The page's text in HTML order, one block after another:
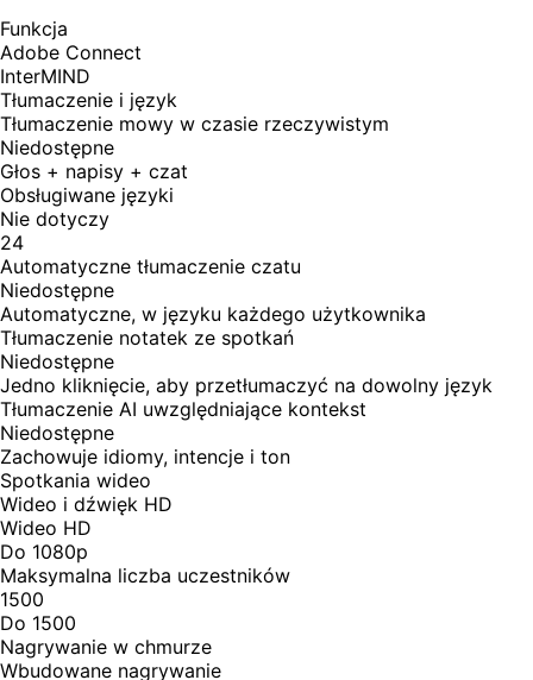
Funkcja
Adobe Connect
InterMIND
Tłumaczenie i język
Tłumaczenie mowy w czasie rzeczywistym
Niedostępne
Głos + napisy + czat
Obsługiwane języki
Nie dotyczy
24
Automatyczne tłumaczenie czatu
Niedostępne
Automatyczne, w języku każdego użytkownika
Tłumaczenie notatek ze spotkań
Niedostępne
Jedno kliknięcie, aby przetłumaczyć na dowolny język
Tłumaczenie AI uwzględniające kontekst
Niedostępne
Zachowuje idiomy, intencje i ton
Spotkania wideo
Wideo i dźwięk HD
Wideo HD
Do 1080p
Maksymalna liczba uczestników
1500
Do 1500
Nagrywanie w chmurze
Wbudowane nagrywanie